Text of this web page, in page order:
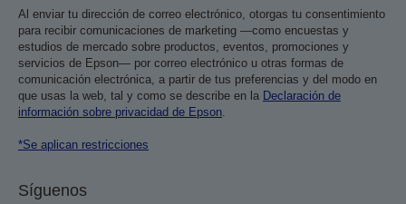
Al enviar tu dirección de correo electrónico, otorgas tu consentimiento
para recibir comunicaciones de marketing —como encuestas y
estudios de mercado sobre productos, eventos, promociones y
servicios de Epson— por correo electrónico u otras formas de
comunicación electrónica, a partir de tus preferencias y del modo en
que usas la web, tal y como se describe en la Declaración de
información sobre privacidad de Epson
*Se aplican restricciones
Síguenos